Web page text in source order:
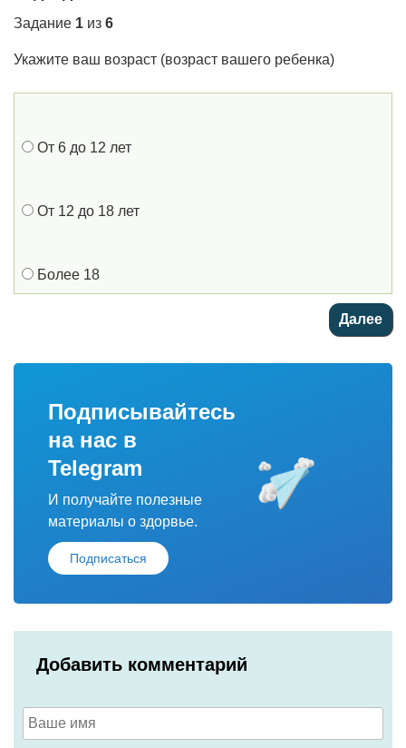
Задание 1 из 6
Укажите ваш возраст (возраст вашего ребенка)
От 6 до 12 лет
От 12 до 18 лет
Более 18
Подписывайтесь
на нас в
Telegram
И получайте полезные
материалы о здорвье.
Подписаться
Добавить комментарий